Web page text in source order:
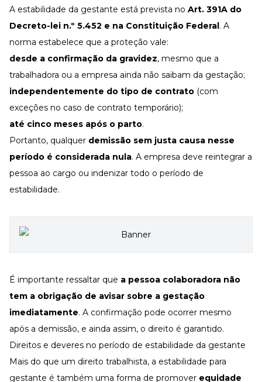
A estabilidade da gestante está prevista no Art. 391A do
Decreto-lei n.º 5.452 e na Constituição Federal. A
norma estabelece que a proteção vale:
desde a confirmação da gravidez, mesmo que a
trabalhadora ou a empresa ainda não saibam da gestação;
independentemente do tipo de contrato (com
exceções no caso de contrato temporário);
até cinco meses após o parto.
Portanto, qualquer demissão sem justa causa nesse
período é considerada nula. A empresa deve reintegrar a
pessoa ao cargo ou indenizar todo o período de
estabilidade.
É importante ressaltar que a pessoa colaboradora não
tem a obrigação de avisar sobre a gestação
imediatamente. A confirmação pode ocorrer mesmo
após a demissão, e ainda assim, o direito é garantido.
Direitos e deveres no período de estabilidade da gestante
Mais do que um direito trabalhista, a estabilidade para
gestante é também uma forma de promover equidade